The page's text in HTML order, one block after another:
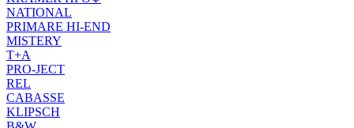
NATIONAL
PRIMARE HI-END
MISTERY
T+A
PRO-JECT
REL
CABASSE
KLIPSCH